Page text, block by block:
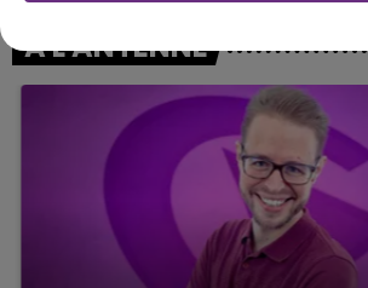
A L'ANTENNE